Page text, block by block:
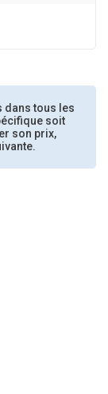
dans tous les
soit
son prix,